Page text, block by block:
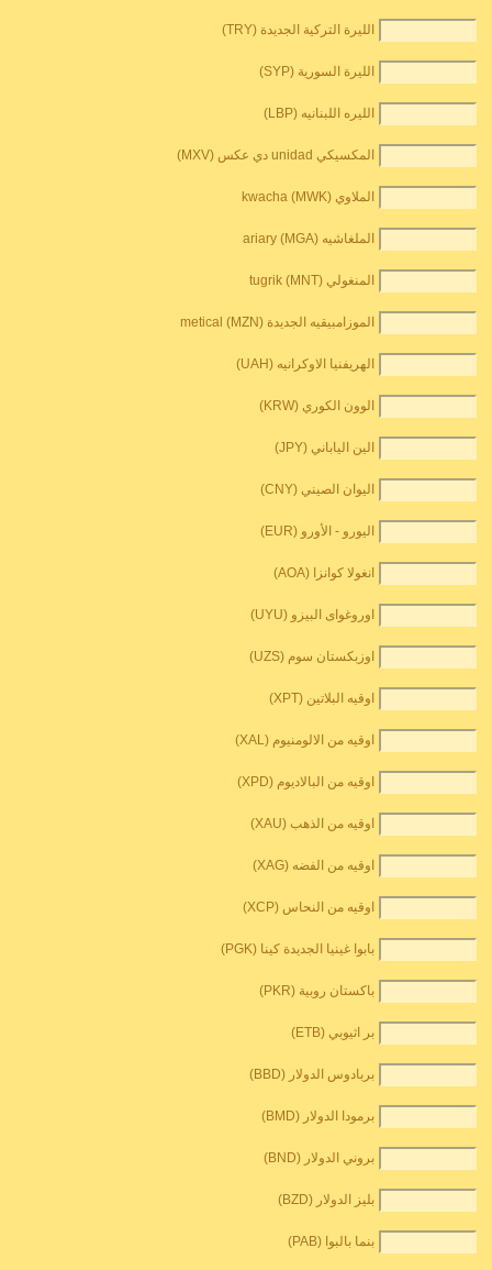
الليرة التركية الجديدة (TRY)
الليرة السورية (SYP)
الليره اللبنانيه (LBP)
المكسيكي unidad دي عكس (MXV)
الملاوي kwacha (MWK)
الملغاشيه ariary (MGA)
المنغولي tugrik (MNT)
الموزامبيقيه الجديدة metical (MZN)
الهريفنيا الاوكرانيه (UAH)
الوون الكوري (KRW)
الين الياباني (JPY)
اليوان الصيني (CNY)
اليورو - الأورو (EUR)
انغولا كوانزا (AOA)
اوروغواى البيزو (UYU)
اوزبكستان سوم (UZS)
اوقيه البلاتين (XPT)
اوقيه من الالومنيوم (XAL)
اوقيه من البالاديوم (XPD)
اوقيه من الذهب (XAU)
اوقيه من الفضه (XAG)
اوقيه من النحاس (XCP)
بابوا غينيا الجديدة كينا (PGK)
باكستان روبية (PKR)
بر اثيوبي (ETB)
بربادوس الدولار (BBD)
برمودا الدولار (BMD)
بروني الدولار (BND)
بليز الدولار (BZD)
بنما بالبوا (PAB)